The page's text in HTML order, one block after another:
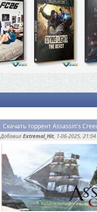
Добавил Extremal_Hit, 1-06-2025, 21:04